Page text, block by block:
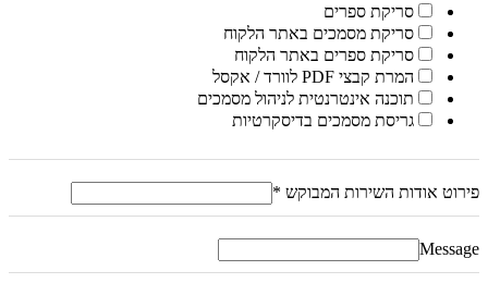
סריקת ספרים
סריקת מסמכים באתר הלקוח
סריקת ספרים באתר הלקוח
המרת קבצי PDF לוורד / אקסל
תוכנה אינטרנטית לניהול מסמכים
גריסת מסמכים בדיסקרטיות
פירוט אודות השירות המבוקש *
Message